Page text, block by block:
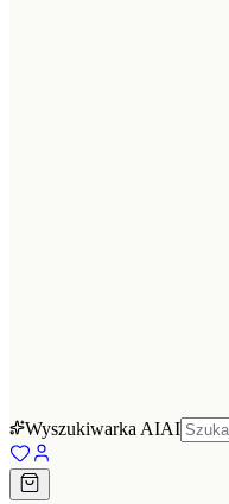
Wyszukiwarka AIAI